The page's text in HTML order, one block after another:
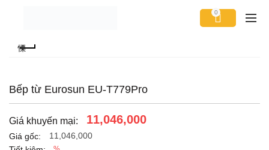
0
Bếp từ Eurosun EU-T779Pro
Giá khuyến mại: 11,046,000
Giá gốc:
11,046,000